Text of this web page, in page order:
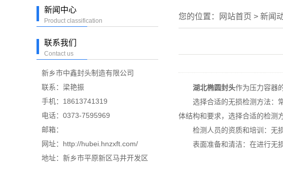
新闻中心
Product classification
联系我们
Contact us
新乡市中鑫封头制造有限公司
联系：梁艳振
手机：18613741319
电话：0373-7595969
邮箱：
网址：http://hubei.hnzxft.com/
地址：新乡市平原新区马井开发区
您的位置： 网站首页 > 新闻
湖北椭圆封头作为压力容器
选择合适的无损检测方法：常
体结构和要求，选择合适的检测
检测人员的资质和培训：无损
表面准备和清洁：在进行无